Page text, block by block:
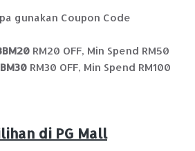
gunakan Coupon Code
RM20 OFF, Min Spend RM50
RM30 OFF, Min Spend RM100
di PG Mall